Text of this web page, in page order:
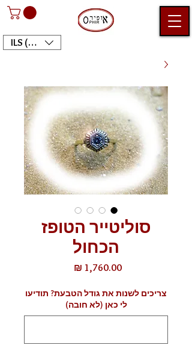
ILS (₪)
סוליטייר הטופז
הכחול
‏1,760.00 ‏₪
צריכים לשנות את גודל הטבעת? תודיעו
לי כאן (לא חובה)